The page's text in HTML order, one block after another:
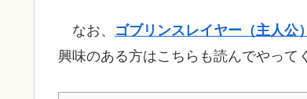
なお、 ゴブリンスレイヤー（主人
興味のある方はこちらも読んでやって